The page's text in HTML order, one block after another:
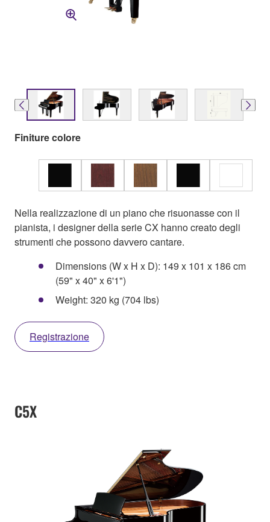
Finiture colore
Nella realizzazione di un piano che risuonasse con il
pianista, i designer della serie CX hanno creato degli
strumenti che possono davvero cantare.
Dimensions (W x H x D): 149 x 101 x 186 cm
(59" x 40" x 6'1")
Weight: 320 kg (704 lbs)
Registrazione
C5X